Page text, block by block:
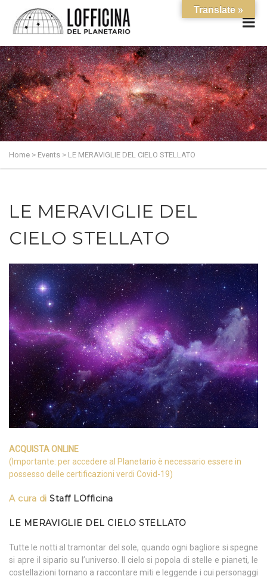
Home > Events > LE MERAVIGLIE DEL CIELO STELLATO
LE MERAVIGLIE DEL
CIELO STELLATO
ACQUISTA ONLINE
(Importante: per accedere al Planetario è necessario essere in
possesso delle certificazioni verdi Covid-19)
A cura di Staff LOfficina
LE MERAVIGLIE DEL CIELO STELLATO
Tutte le notti al tramontar del sole, quando ogni bagliore si spegne
si apre il sipario su l’universo. Il cielo si popola di stelle e pianeti, le
costellazioni tornano a raccontare miti e leggende i cui personaggi
Translate »